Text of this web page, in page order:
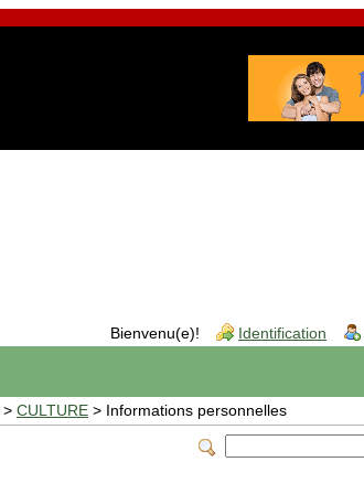
Bienvenu(e)! Identification
> CULTURE > Informations personnelles